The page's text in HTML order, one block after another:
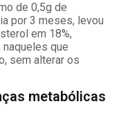
de 0,5g de
por 3 meses, levou
em 18%,
que
sem alterar os
metabólicas